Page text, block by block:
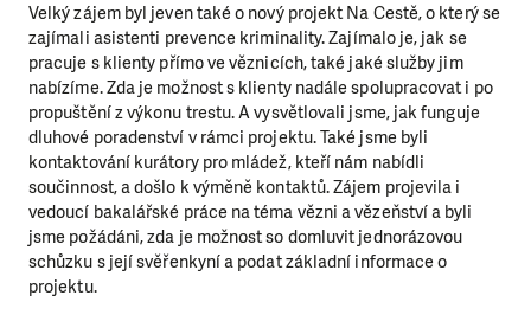
Velký zájem byl jeven také o nový projekt Na Cestě, o který se
zajímali asistenti prevence kriminality. Zajímalo je, jak se
pracuje s klienty přímo ve věznicích, také jaké služby jim
nabízíme. Zda je možnost s klienty nadále spolupracovat i po
propuštění z výkonu trestu. A vysvětlovali jsme, jak funguje
dluhové poradenství v rámci projektu. Také jsme byli
kontaktování kurátory pro mládež, kteří nám nabídli
součinnost, a došlo k výměně kontaktů. Zájem projevila i
vedoucí bakalářské práce na téma vězni a vězeňství a byli
jsme požádáni, zda je možnost so domluvit jednorázovou
schůzku s její svěřenkyní a podat základní informace o
projektu.